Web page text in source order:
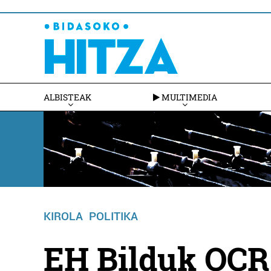
ALBISTEAK MULTIMEDIA
KIROLA POLITIKA
EH Bilduk